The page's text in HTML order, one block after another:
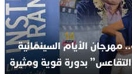
مهرجان الأيام السينمائية
بدورة قوية ومثيرة